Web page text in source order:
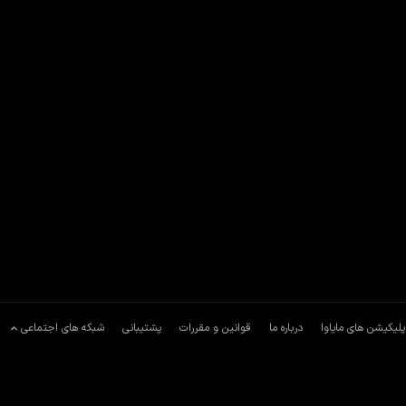
های مایاوا درباره ما قوانین و مقررات پشتیبانی شبکه های اجتماعی